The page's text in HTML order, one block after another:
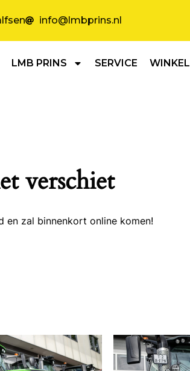
info@lmbprins.nl
LMB PRINS SERVICE WINKEL
verschiet
en zal binnenkort online komen!